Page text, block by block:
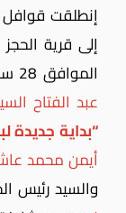
إنطلقت قوافل
إلى قرية
الموافق 28 سبتمبر 2024، ضمن مبادرة السيد
عبد الفتاح
“بداية جديدة
أيمن محمد
والسيد رئيس